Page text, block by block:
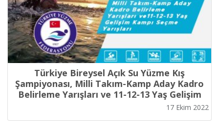
Türkiye Bireysel Açık Su Yüzme Kış
Şampiyonası, Milli Takım-Kamp Aday Kadro
Belirleme Yarışları ve 11-12-13 Yaş Gelişim
17 Ekim 2022